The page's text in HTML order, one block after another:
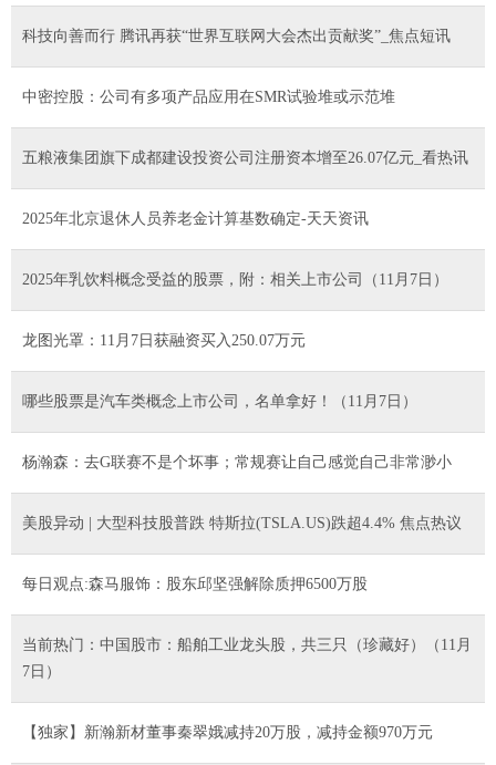
科技向善而行 腾讯再获“世界互联网大会杰出贡献奖”_焦点短讯
中密控股：公司有多项产品应用在SMR试验堆或示范堆
五粮液集团旗下成都建设投资公司注册资本增至26.07亿元_看热讯
2025年北京退休人员养老金计算基数确定-天天资讯
2025年乳饮料概念受益的股票，附：相关上市公司（11月7日）
龙图光罩：11月7日获融资买入250.07万元
哪些股票是汽车类概念上市公司，名单拿好！（11月7日）
杨瀚森：去G联赛不是个坏事；常规赛让自己感觉自己非常渺小
美股异动 | 大型科技股普跌 特斯拉(TSLA.US)跌超4.4% 焦点热议
每日观点:森马服饰：股东邱坚强解除质押6500万股
当前热门：中国股市：船舶工业龙头股，共三只（珍藏好）（11月
7日）
【独家】新瀚新材董事秦翠娥减持20万股，减持金额970万元